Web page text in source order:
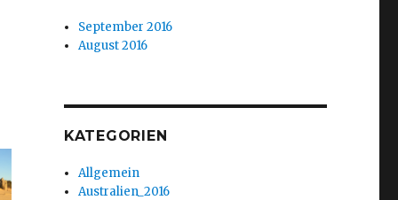
September 2016
August 2016
KATEGORIEN
Allgemein
Australien_2016